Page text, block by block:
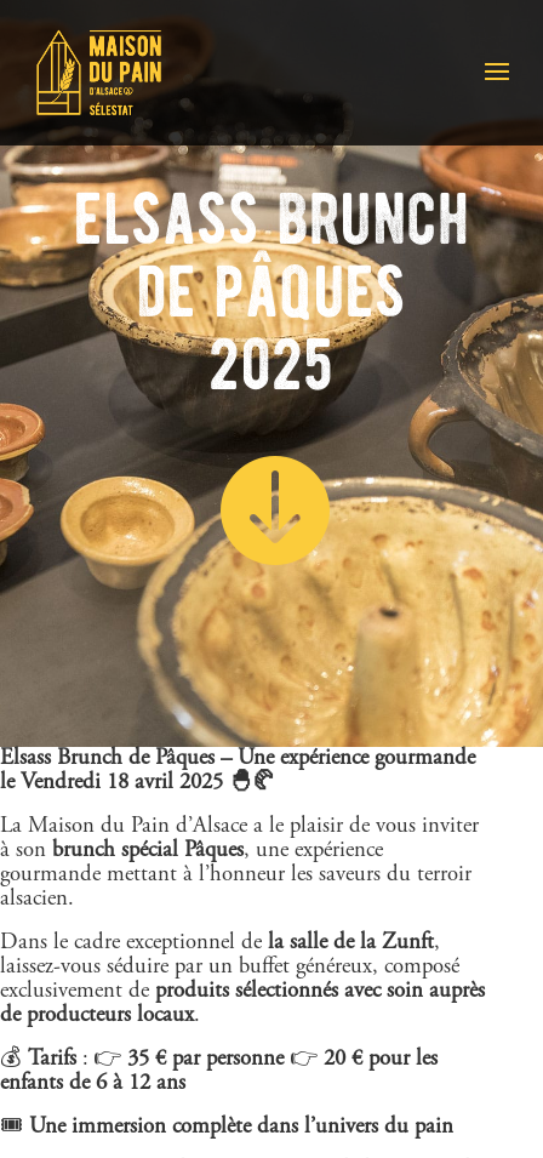
elsass brunch
de pâques
2025

Elsass Brunch de Pâques – Une expérience gourmande
le Vendredi 18 avril 2025 🐣🥐
La Maison du Pain d’Alsace a le plaisir de vous inviter
à son brunch spécial Pâques, une expérience
gourmande mettant à l’honneur les saveurs du terroir
alsacien.
Dans le cadre exceptionnel de la salle de la Zunft,
laissez-vous séduire par un buffet généreux, composé
exclusivement de produits sélectionnés avec soin auprès
de producteurs locaux.
💰 Tarifs: 👉 35 € par personne 👉 20 € pour les
enfants de 6 à 12 ans
🎟 Une immersion complète dans l’univers du pain